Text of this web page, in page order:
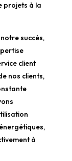
projets à la
succès,
client
nos clients,
à